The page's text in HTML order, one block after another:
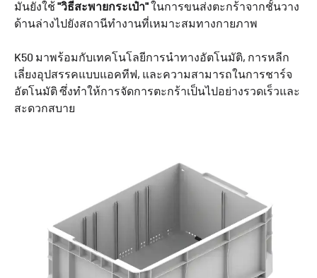
มันยังใช้ "วิธีสะพายกระเป๋า"ในการขนส่งตะกร้าจากชั้นวาง
ด้านล่างไปยังสถานีทำงานที่เหมาะสมทางกายภาพ
K50 มาพร้อมกับเทคโนโลยีการนำทางอัตโนมัติ, การหลีก
เลี่ยงอุปสรรคแบบแอคทีฟ, และความสามารถในการชาร์จ
อัตโนมัติ ซึ่งทำให้การจัดการตะกร้าเป็นไปอย่างรวดเร็วและ
สะดวกสบาย